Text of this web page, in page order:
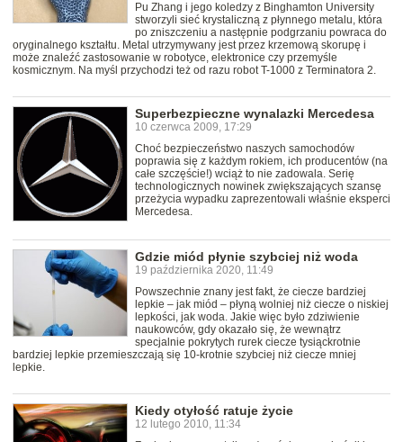
Pu Zhang i jego koledzy z Binghamton University
stworzyli sieć krystaliczną z płynnego metalu, która
po zniszczeniu a następnie podgrzaniu powraca do
oryginalnego kształtu. Metal utrzymywany jest przez krzemową skorupę i
może znaleźć zastosowanie w robotyce, elektronice czy przemyśle
kosmicznym. Na myśl przychodzi też od razu robot T-1000 z Terminatora 2.
Superbezpieczne wynalazki Mercedesa
10 czerwca 2009, 17:29
Choć bezpieczeństwo naszych samochodów
poprawia się z każdym rokiem, ich producentów (na
całe szczęście!) wciąż to nie zadowala. Serię
technologicznych nowinek zwiększających szansę
przeżycia wypadku zaprezentowali właśnie eksperci
Mercedesa.
Gdzie miód płynie szybciej niż woda
19 października 2020, 11:49
Powszechnie znany jest fakt, że ciecze bardziej
lepkie – jak miód – płyną wolniej niż ciecze o niskiej
lepkości, jak woda. Jakie więc było zdziwienie
naukowców, gdy okazało się, że wewnątrz
specjalnie pokrytych rurek ciecze tysiąckrotnie
bardziej lepkie przemieszczają się 10-krotnie szybciej niż ciecze mniej
lepkie.
Kiedy otyłość ratuje życie
12 lutego 2010, 11:34